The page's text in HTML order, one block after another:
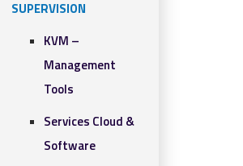
SUPERVISION
KVM –
Management
Tools
Services Cloud &
Software